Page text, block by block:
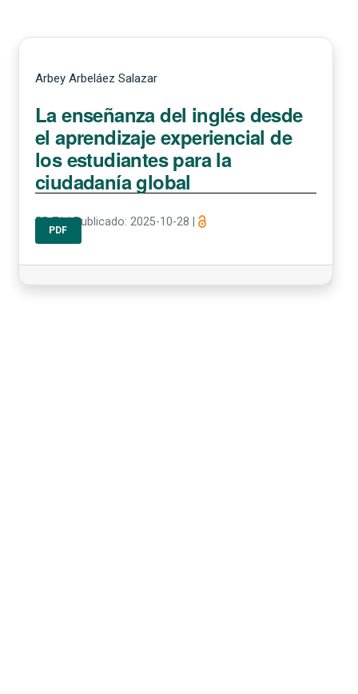
Arbey Arbeláez Salazar
La enseñanza del inglés desde
el aprendizaje experiencial de
los estudiantes para la
ciudadanía global
55-71|Publicado: 2025-10-28
PDF